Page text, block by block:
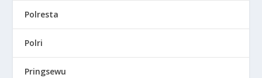
Polresta
Polri
Pringsewu